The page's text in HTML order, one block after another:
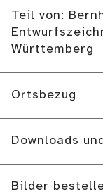
Teil von:
Württemberg
Ortsbezug
Downloads
Bilder